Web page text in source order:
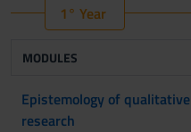
1° Year
MODULES
Epistemology of qualitative
research